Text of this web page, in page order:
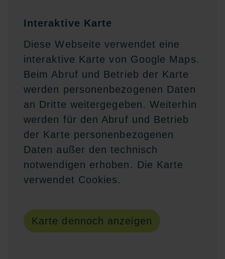
Interaktive Karte
Diese Webseite verwendet eine
interaktive Karte von Google Maps.
Beim Abruf und Betrieb der Karte
werden personenbezogenen Daten
an Dritte weitergegeben. Weiterhin
werden für den Abruf und Betrieb
der Karte personenbezogenen
Daten außer den technisch
notwendigen erhoben. Die Karte
verwendet Cookies.
Karte dennoch anzeigen